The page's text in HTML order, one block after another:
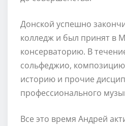
Донской успешно
колледж и был принят в
консерваторию. В
сольфеджио,
историю и прочие
профессионального
Все это время Андрей